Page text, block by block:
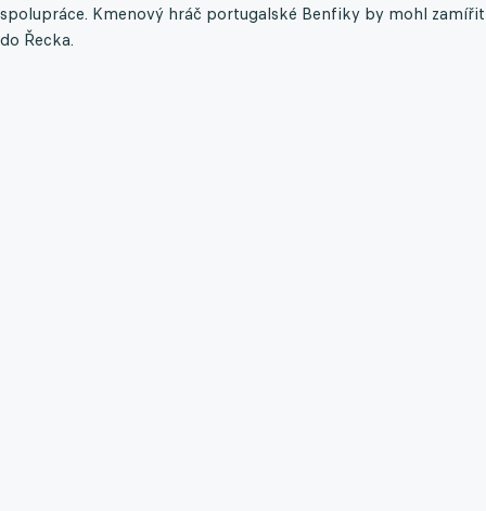
spolupráce. Kmenový hráč portugalské Benfiky by mohl zamířit
do Řecka.